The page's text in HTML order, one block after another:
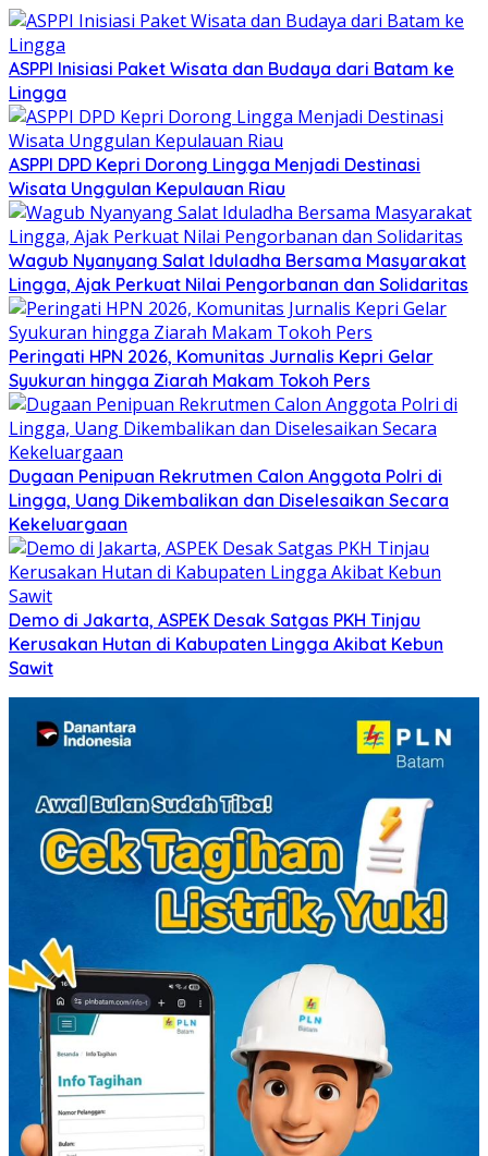
ASPPI Inisiasi Paket Wisata dan Budaya dari Batam ke
Lingga
ASPPI DPD Kepri Dorong Lingga Menjadi Destinasi
Wisata Unggulan Kepulauan Riau
Wagub Nyanyang Salat Iduladha Bersama Masyarakat
Lingga, Ajak Perkuat Nilai Pengorbanan dan Solidaritas
Peringati HPN 2026, Komunitas Jurnalis Kepri Gelar
Syukuran hingga Ziarah Makam Tokoh Pers
Dugaan Penipuan Rekrutmen Calon Anggota Polri di
Lingga, Uang Dikembalikan dan Diselesaikan Secara
Kekeluargaan
Demo di Jakarta, ASPEK Desak Satgas PKH Tinjau
Kerusakan Hutan di Kabupaten Lingga Akibat Kebun
Sawit